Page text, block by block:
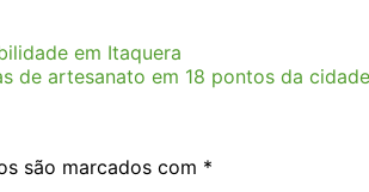
em Itaquera
de artesanato em 18 pontos da
são marcados com *